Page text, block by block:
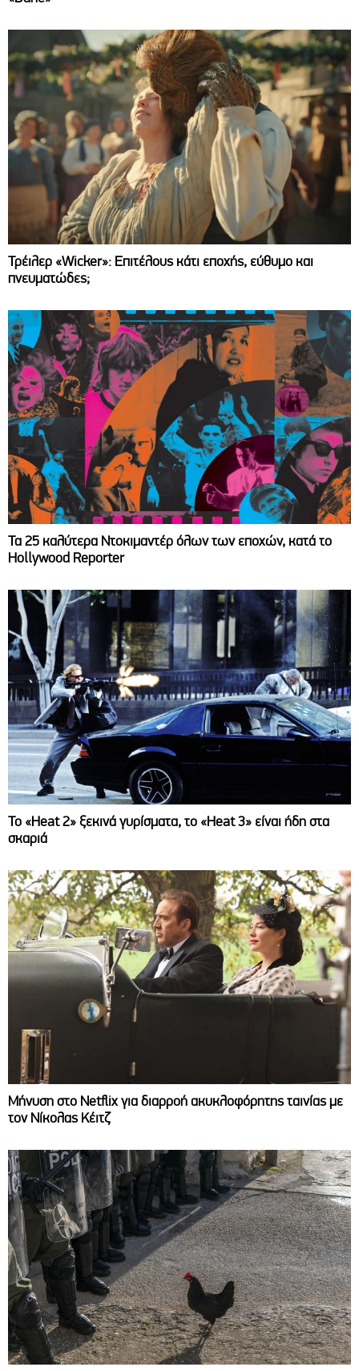
Τρέιλερ «Wicker»: Επιτέλους κάτι εποχής, εύθυμο και
πνευματώδες;
Τα 25 καλύτερα Ντοκιμαντέρ όλων των εποχών, κατά το
Hollywood Reporter
Το «Heat 2» ξεκινά γυρίσματα, το «Heat 3» είναι ήδη στα
σκαριά
Μήνυση στο Netflix για διαρροή ακυκλοφόρητης ταινίας με
τον Νίκολας Κέιτζ